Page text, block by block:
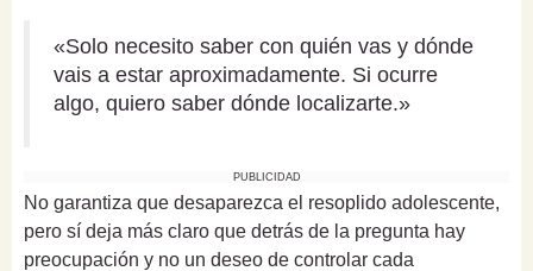
«Solo necesito saber con quién vas y dónde
vais a estar aproximadamente. Si ocurre
algo, quiero saber dónde localizarte.»
PUBLICIDAD
No garantiza que desaparezca el resoplido adolescente,
pero sí deja más claro que detrás de la pregunta hay
preocupación y no un deseo de controlar cada